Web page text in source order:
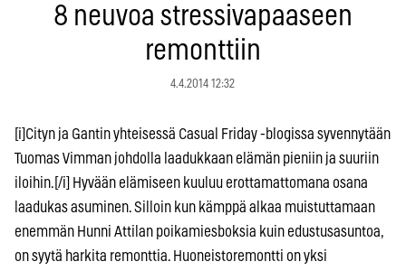
8 neuvoa stressivapaaseen
remonttiin
4.4.2014 12:32
[i]Cityn ja Gantin yhteisessä Casual Friday -blogissa syvennytään
Tuomas Vimman johdolla laadukkaan elämän pieniin ja suuriin
iloihin.[/i] Hyvään elämiseen kuuluu erottamattomana osana
laadukas asuminen. Silloin kun kämppä alkaa muistuttamaan
enemmän Hunni Attilan poikamiesboksia kuin edustusasuntoa,
on syytä harkita remonttia. Huoneistoremontti on yksi